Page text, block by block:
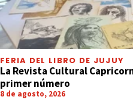
FERIA DEL LIBRO DE JUJUY
La Revista Cultural
primer número
8 de agosto, 2026